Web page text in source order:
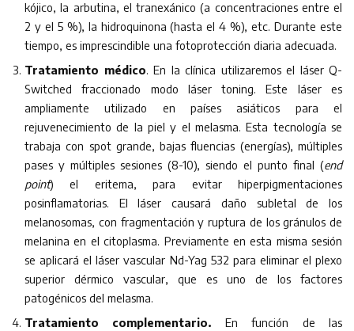
kójico, la arbutina, el tranexánico (a concentraciones entre el
2 y el 5 %), la hidroquinona (hasta el 4 %), etc. Durante este
tiempo, es imprescindible una fotoprotección diaria adecuada.
Tratamiento médico. En la clínica utilizaremos el láser Q-
Switched fraccionado modo láser toning. Este láser es
ampliamente utilizado en países asiáticos para el
rejuvenecimiento de la piel y el melasma. Esta tecnología se
trabaja con spot grande, bajas fluencias (energías), múltiples
pases y múltiples sesiones (8-10), siendo el punto final (end
point) el eritema, para evitar hiperpigmentaciones
posinflamatorias. El láser causará daño subletal de los
melanosomas, con fragmentación y ruptura de los gránulos de
melanina en el citoplasma. Previamente en esta misma sesión
se aplicará el láser vascular Nd-Yag 532 para eliminar el plexo
superior dérmico vascular, que es uno de los factores
patogénicos del melasma.
Tratamiento complementario. En función de las